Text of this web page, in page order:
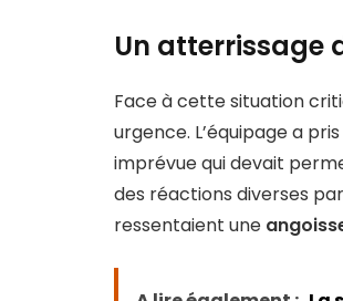
Un atterrissage
Face à cette situation
urgence. L’équipage a
imprévue qui devait
des réactions diverses
ressentaient une